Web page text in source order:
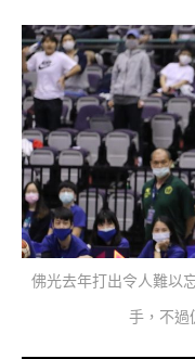
佛光去年打出令人難以
手，不過